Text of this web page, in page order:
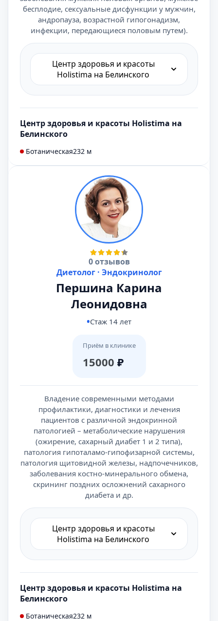
бесплодие, сексуальные дисфункции у мужчин,
андропауза, возрастной гипогонадизм,
инфекции, передающиеся половым путем).
Центр здоровья и красоты
Holistima на Белинского
Центр здоровья и красоты Holistima на
Белинского
Ботаническая232 м
0 отзывов
Диетолог · Эндокринолог
Першина Карина
Леонидовна
Стаж 14 лет
Приём в клинике
15000 ₽
Владение современными методами
профилактики, диагностики и лечения
пациентов с различной эндокринной
патологией – метаболические нарушения
(ожирение, сахарный диабет 1 и 2 типа),
патология гипоталамо-гипофизарной системы,
патология щитовидной железы, надпочечников,
заболевания костно-минерального обмена,
скрининг поздних осложнений сахарного
диабета и др.
Центр здоровья и красоты
Holistima на Белинского
Центр здоровья и красоты Holistima на
Белинского
Ботаническая232 м